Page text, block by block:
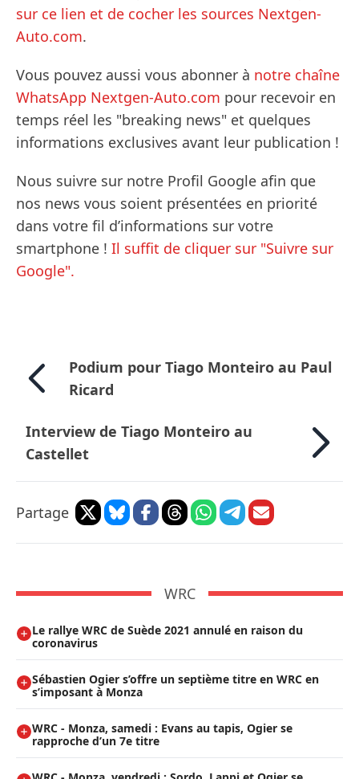
sur ce lien et de cocher les sources Nextgen-
Auto.com.
Vous pouvez aussi vous abonner à notre chaîne
WhatsApp Nextgen-Auto.com pour recevoir en
temps réel les "breaking news" et quelques
informations exclusives avant leur publication !
Nous suivre sur notre Profil Google afin que
nos news vous soient présentées en priorité
dans votre fil d’informations sur votre
smartphone ! Il suffit de cliquer sur "Suivre sur
Google".
Podium pour Tiago Monteiro au Paul
Ricard
Interview de Tiago Monteiro au
Castellet
Partage
WRC
Le rallye WRC de Suède 2021 annulé en raison du
coronavirus
Sébastien Ogier s’offre un septième titre en WRC en
s’imposant à Monza
WRC - Monza, samedi : Evans au tapis, Ogier se
rapproche d’un 7e titre